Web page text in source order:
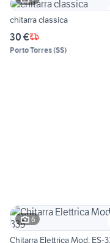
chitarra classica
30 €
Porto Torres(SS)
6
Chitarra Elettrica Mod. ES-